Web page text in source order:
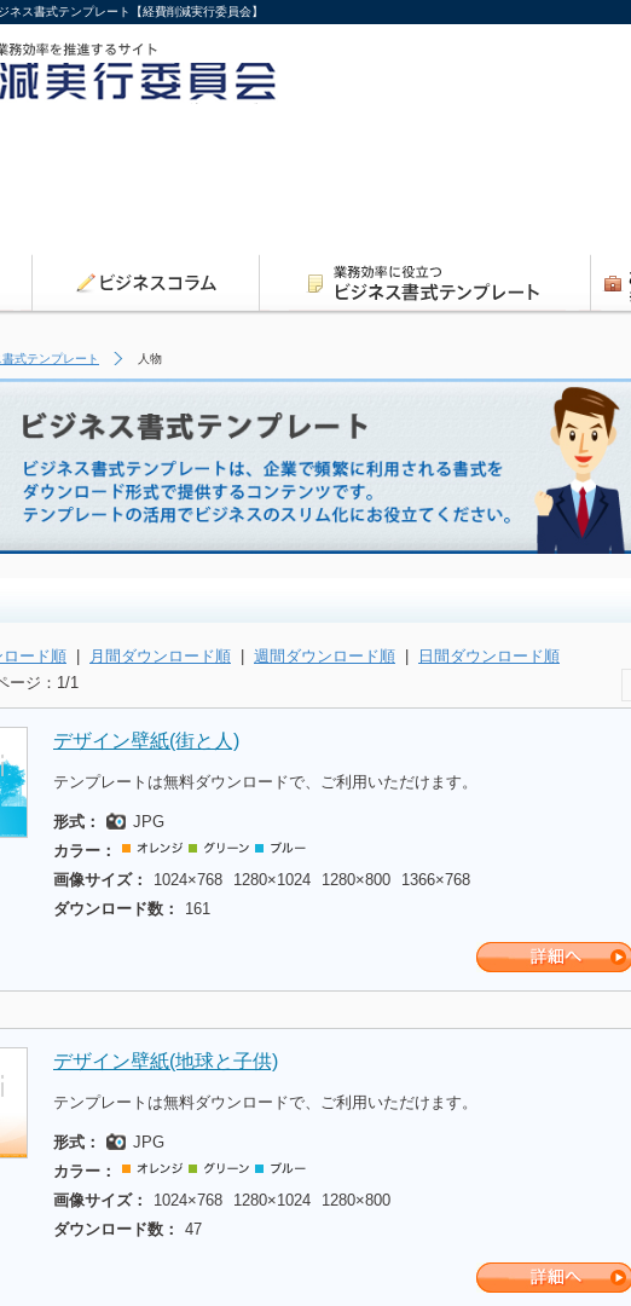
ネス書式テンプレート【経費削減実行委員会】
書式テンプレート 人物
ード順 | 月間ダウンロード順 | 週間ダウンロード順 | 日間ダウンロード順
ジ：1/1
デザイン壁紙(街と人)
テンプレートは無料ダウンロードで、ご利用いただけます。
形式：
JPG
カラー：
画像サイズ：
1024×768 1280×1024 1280×800
1366×768
ダウンロード数：
161
デザイン壁紙(地球と子供)
テンプレートは無料ダウンロードで、ご利用いただけます。
形式：
JPG
カラー：
画像サイズ：
1024×768 1280×1024
1280×800
ダウンロード数：
47